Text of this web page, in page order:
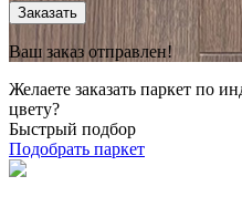
Заказать
Ваш заказ отправлен!
Желаете заказать паркет по
цвету?
Быстрый подбор
Подобрать паркет